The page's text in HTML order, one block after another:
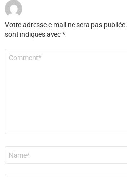
Votre adresse e-mail ne sera pas publiée.
sont indiqués avec*
Commentaire
Nom